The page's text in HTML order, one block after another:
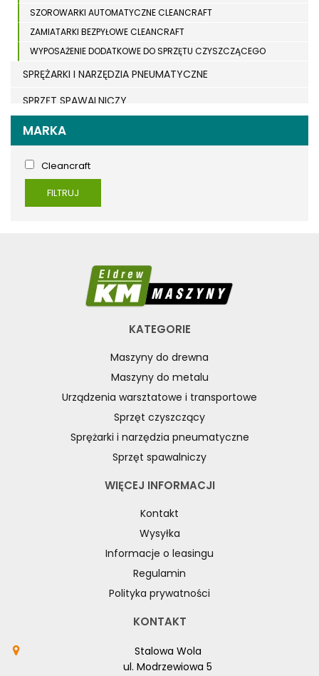
SZOROWARKI AUTOMATYCZNE CLEANCRAFT
ZAMIATARKI BEZPYŁOWE CLEANCRAFT
WYPOSAŻENIE DODATKOWE DO SPRZĘTU CZYSZCZĄCEGO
SPRĘŻARKI I NARZĘDZIA PNEUMATYCZNE
SPRZĘT SPAWALNICZY
RÓŻNE OKAZJE
MARKA
Cleancraft
FILTRUJ
KATEGORIE
Maszyny do drewna
Maszyny do metalu
Urządzenia warsztatowe i transportowe
Sprzęt czyszczący
Sprężarki i narzędzia pneumatyczne
Sprzęt spawalniczy
WIĘCEJ INFORMACJI
Kontakt
Wysyłka
Informacje o leasingu
Regulamin
Polityka prywatności
KONTAKT
Stalowa Wola
ul. Modrzewiowa 5